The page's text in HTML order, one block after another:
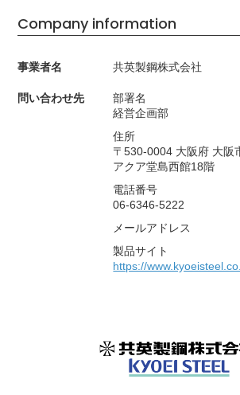
Company information
事業者名 共英製鋼株式会社
問い合わせ先
部署名
経営企画部
住所
〒530-0004 大阪府 大阪
アクア堂島西館18階
電話番号
06-6346-5222
メールアドレス
製品サイト
https://